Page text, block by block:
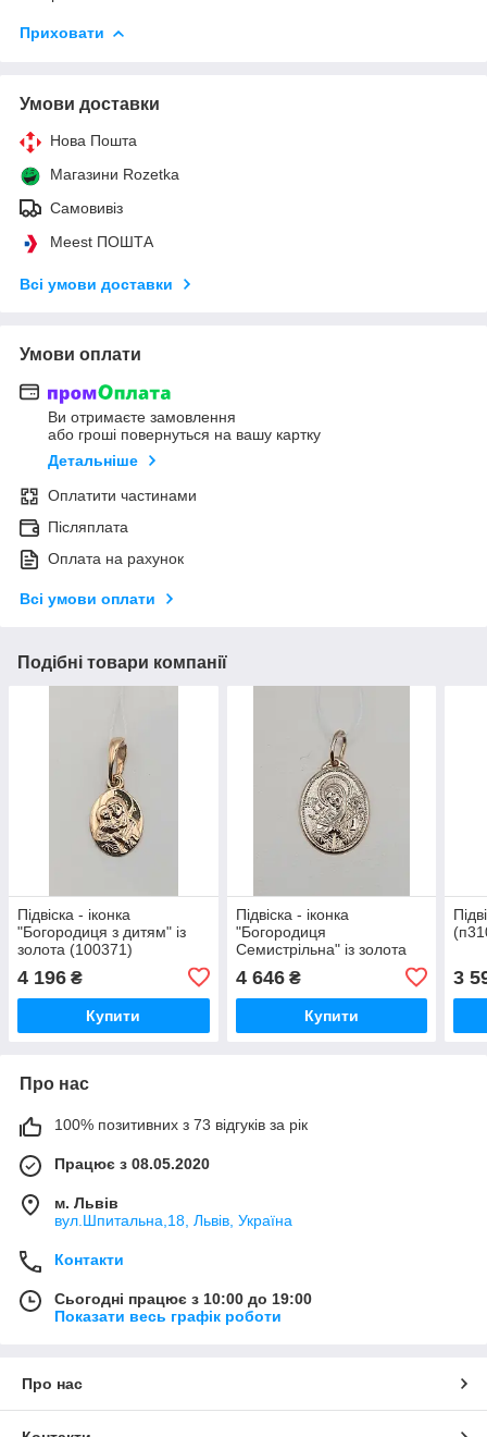
Приховати
Умови доставки
Нова Пошта
Магазини Rozetka
Самовивіз
Meest ПОШТА
Всі умови доставки
Умови оплати
Ви отримаєте замовлення
або гроші повернуться на вашу картку
Детальніше
Оплатити частинами
Післяплата
Оплата на рахунок
Всі умови оплати
Подібні товари компанії
Підвіска - іконка
"Богородиця з дитям" із
золота (100371)
4 196 ₴
Купити
Підвіска - іконка
"Богородиця
Семистрільна" із золота
4 646₴
Купити
3
Про нас
100% позитивних з 73 відгуків за рік
Працює з 08.05.2020
м. Львів
вул.Шпитальна,18, Львів, Україна
Контакти
Сьогодні працює з 10:00 до 19:00
Показати весь графік роботи
Про нас